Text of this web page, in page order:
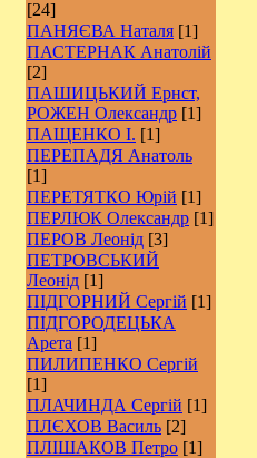
[24]
ПАНЯЄВА Наталя [1]
ПАСТЕРНАК Анатолій
[2]
ПАШИЦЬКИЙ Ернст,
РОЖЕН Олександр [1]
ПАЩЕНКО І. [1]
ПЕРЕПАДЯ Анатоль
[1]
ПЕРЕТЯТКО Юрій [1]
ПЕРЛЮК Олександр [1]
ПЕРОВ Леонід [3]
ПЕТРОВСЬКИЙ
Леонід [1]
ПІДГОРНИЙ Сергій [1]
ПІДГОРОДЕЦЬКА
Арета [1]
ПИЛИПЕНКО Сергій
[1]
ПЛАЧИНДА Сергій [1]
ПЛЄХОВ Василь [2]
ПЛІШАКОВ Петро [1]